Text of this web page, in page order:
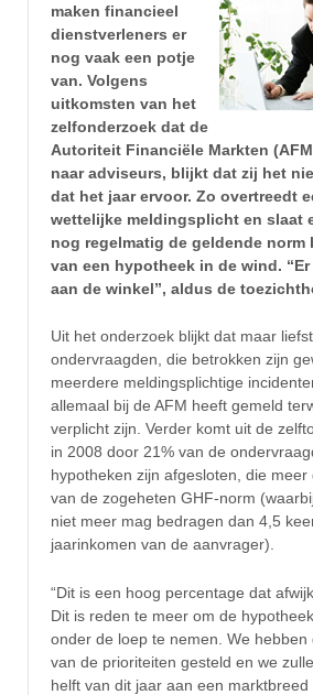
maken financieel
dienstverleners er
nog vaak een potje
van. Volgens
uitkomsten van het
zelfonderzoek dat de
Autoriteit Financiële Markten
naar adviseurs, blijkt dat zij het
dat het jaar ervoor. Zo overtreedt
wettelijke meldingsplicht en slaat
nog regelmatig de geldende
van een hypotheek in de wind.
aan de winkel”, aldus de
Uit het onderzoek blijkt dat maar
ondervraagden, die betrokken zijn
meerdere meldingsplichtige
allemaal bij de AFM heeft gemeld
verplicht zijn. Verder komt uit de
in 2008 door 21% van de
hypotheken zijn afgesloten, die meer
van de zogeheten GHF-norm
niet meer mag bedragen dan 4,5
jaarinkomen van de aanvrager).
“Dit is een hoog percentage dat
Dit is reden te meer om de
onder de loep te nemen. We hebben
van de prioriteiten gesteld en we
helft van dit jaar aan een